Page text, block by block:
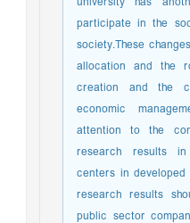
participate in the
society.These
allocation and the
creation and the
economic
attention to the
research results
centers in
research results
public sector